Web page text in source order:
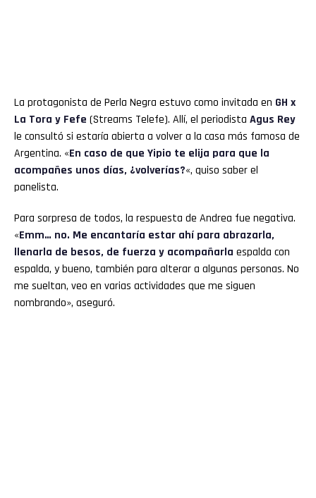
La protagonista de Perla Negra estuvo como invitada en GH x
La Tora y Fefe (Streams Telefe). Allí, el periodista Agus Rey
le consultó si estaría abierta a volver a la casa más famosa de
Argentina. «En caso de que Yipio te elija para que la
acompañes unos días, ¿volverías?«, quiso saber el
panelista.
Para sorpresa de todos, la respuesta de Andrea fue negativa.
«Emm… no. Me encantaría estar ahí para abrazarla,
llenarla de besos, de fuerza y acompañarla espalda con
espalda, y bueno, también para alterar a algunas personas. No
me sueltan, veo en varias actividades que me siguen
nombrando», aseguró.